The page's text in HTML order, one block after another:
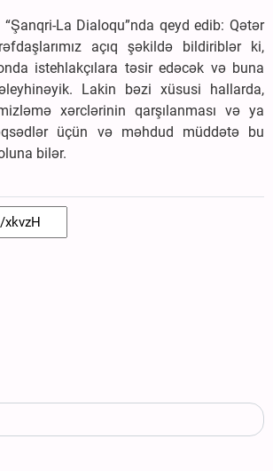
La Dialoqu”nda qeyd edib: Qətər
açıq şəkildə bildiriblər ki,
istehlakçılara təsir edəcək və buna
Lakin bəzi xüsusi hallarda,
xərclərinin qarşılanması və ya
üçün və məhdud müddətə bu
bilər.